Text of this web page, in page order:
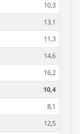
10,3
13,1
11,3
14,6
16,2
10,4
8,1
12,5